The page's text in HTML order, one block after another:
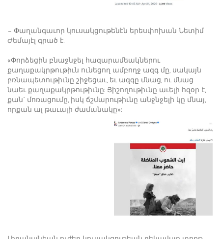
– Փաղանգաւոր կուսակցութենէն երեսփոխան Նետիմ
Ժեմայէլ գրած է.
«Փորձեցին բնաջնջել հազարամեակներու
քաղաքակրթութիւն ունեցող ամբողջ ազգ մը, սակայն
բռնապետութիւնը շիջեցաւ, եւ ազգը մնաց, ու մնաց
նաեւ քաղաքակրթութիւնը: Յիշողութիւնը աւելի հզօր է,
քան` մոռացումը, իսկ ճշմարութիւնը անջնջելի կը մնայ,
որքան ալ թաւալի ժամանակը»: